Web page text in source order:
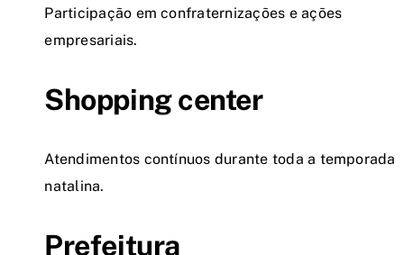
Participação em confraternizações e ações
empresariais.
Shopping center
Atendimentos contínuos durante toda a temporada
natalina.
Prefeitura